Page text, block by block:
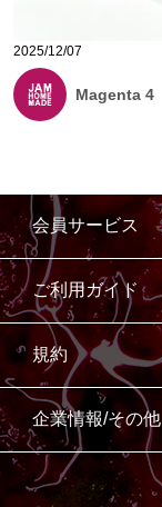
2025/12/07
Magenta 4
会員サービス
ご利用ガイド
規約
企業情報/その他